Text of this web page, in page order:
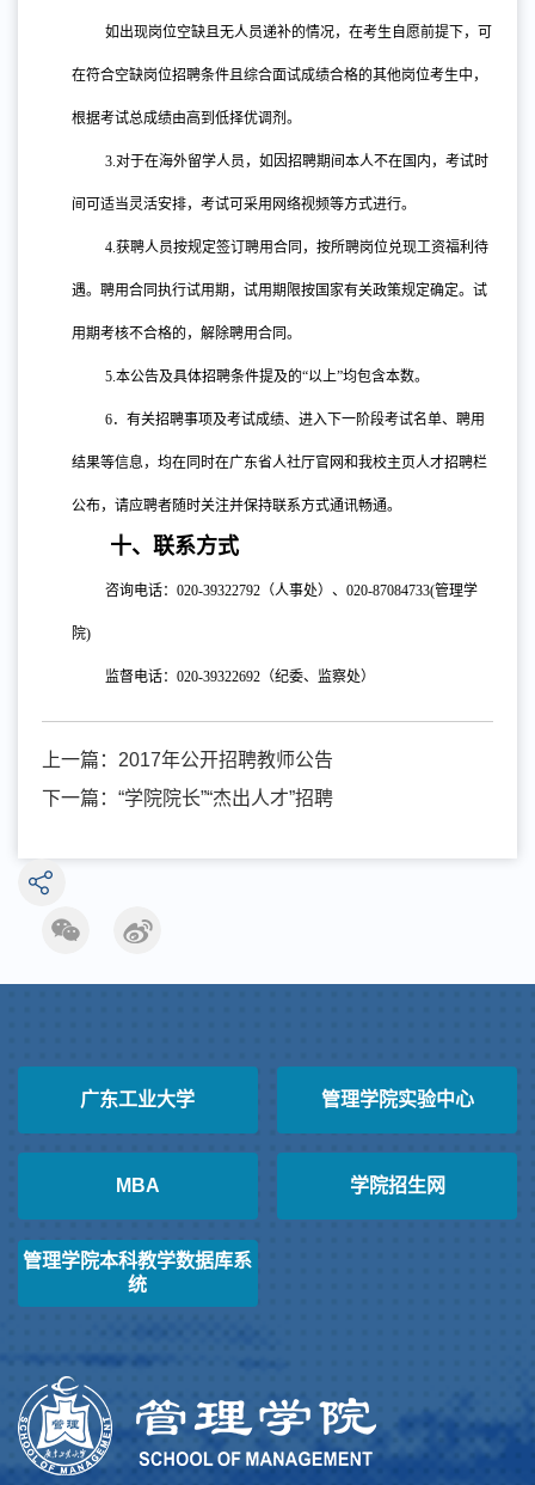
如出现岗位空缺且无人员递补的情况，在考生自愿前提下，可
在符合空缺岗位招聘条件且综合面试成绩合格的其他岗位考生中，
根据考试总成绩由高到低择优调剂。
3.对于在海外留学人员，如因招聘期间本人不在国内，考试时
间可适当灵活安排，考试可采用网络视频等方式进行。
4.获聘人员按规定签订聘用合同，按所聘岗位兑现工资福利待
遇。聘用合同执行试用期，试用期限按国家有关政策规定确定。试
用期考核不合格的，解除聘用合同。
5.本公告及具体招聘条件提及的“以上”均包含本数。
6．有关招聘事项及考试成绩、进入下一阶段考试名单、聘用
结果等信息，均在同时在广东省人社厅官网和我校主页人才招聘栏
公布，请应聘者随时关注并保持联系方式通讯畅通。
十、联系方式
咨询电话： 020-39322792（人事处）、020-87084733(管理学
院)
监督电话： 020-39322692（纪委、监察处）
上一篇： 2017年公开招聘教师公告
下一篇： “学院院长”“杰出人才”招聘
广东工业大学 管理学院实验中心
MBA 学院招生网
管理学院本科教学数据库系
统